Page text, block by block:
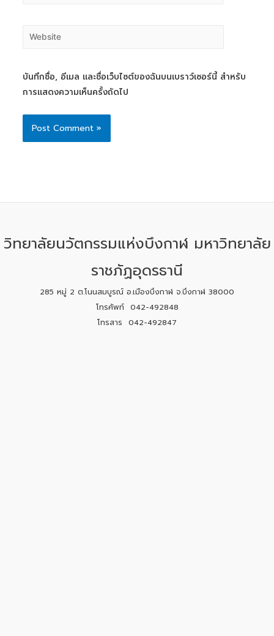
บันทึกชื่อ, อีเมล และชื่อเว็บไซต์ของฉันบนเบราว์เซอร์นี้ สำหรับ
การแสดงความเห็นครั้งถัดไป
วิทยาลัยนวัตกรรมแห่งบึงกาฬ มหาวิทยาลัย
ราชภัฏอุดรธานี
285 หมู่ 2 ต.โนนสมบูรณ์ อ.เมืองบึงกาฬ จ.บึงกาฬ 38000
โทรศัพท์ 042-492848
โทรสาร 042-492847